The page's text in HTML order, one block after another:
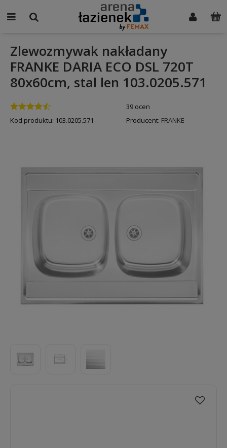
Zlewozmywak nakładany
FRANKE DARIA ECO DSL 720T
80x60cm, stal len 103.0205.571
39 ocen
Kod produktu: 103.0205.571 Producent: FRANKE